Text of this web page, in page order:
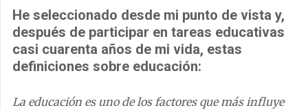
He seleccionado desde mi punto de vista y,
después de participar en tareas educativas
casi cuarenta años de mi vida, estas
definiciones sobre educación:
La educación es uno de los factores que más influye